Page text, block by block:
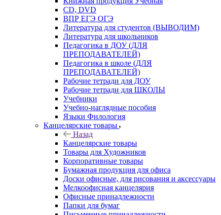
CD, DVD
ВПР ЕГЭ ОГЭ
Литература для студентов (ВЫВОДИМ)
Литература для школьников
Педагогика в ДОУ (ДЛЯ
ПРЕПОДАВАТЕЛЕЙ)
Педагогика в школе (ДЛЯ
ПРЕПОДАВАТЕЛЕЙ)
Рабочие тетради для ДОУ
Рабочие тетради для ШКОЛЫ
Учебники
Учебно-наглядные пособия
Языки Филология
Канцелярские товары
Назад
Канцелярские товары
Товары для Художников
Корпоративные товары
Бумажная продукция для офиса
Доски офисные, для рисования и аксессуары
Мелкоофисная канцелярия
Офисные принадлежности
Папки для бумаг